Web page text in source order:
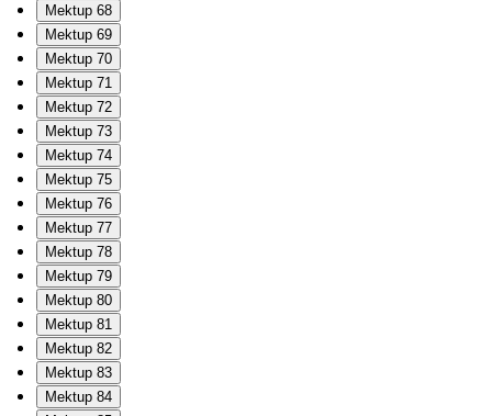
Mektup 68
Mektup 69
Mektup 70
Mektup 71
Mektup 72
Mektup 73
Mektup 74
Mektup 75
Mektup 76
Mektup 77
Mektup 78
Mektup 79
Mektup 80
Mektup 81
Mektup 82
Mektup 83
Mektup 84